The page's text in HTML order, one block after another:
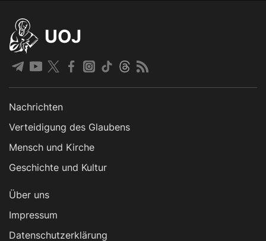
UOJ
Nachrichten
Verteidigung des Glaubens
Mensch und Kirche
Geschichte und Kultur
Über uns
Impressum
Datenschutzerklärung